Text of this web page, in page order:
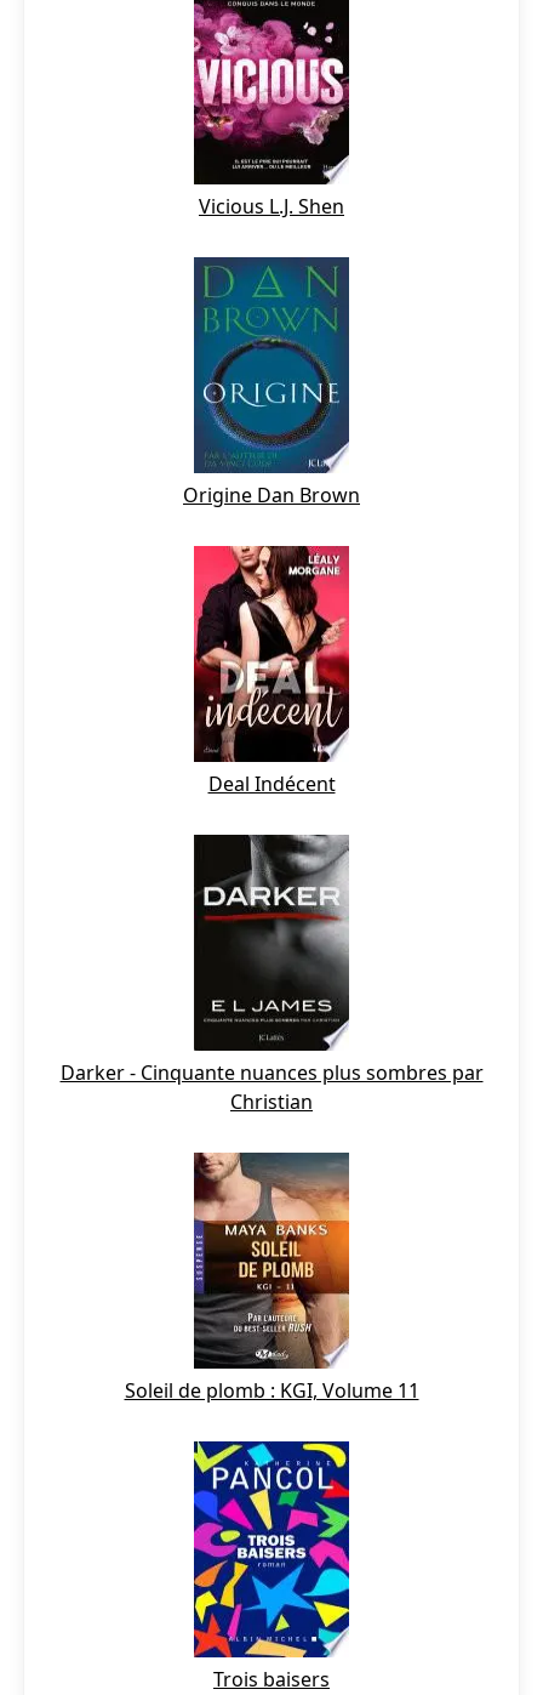
Vicious L.J. Shen
Origine Dan Brown
Deal Indécent
Darker - Cinquante nuances plus sombres par
Christian
Soleil de plomb : KGI, Volume 11
Trois baisers